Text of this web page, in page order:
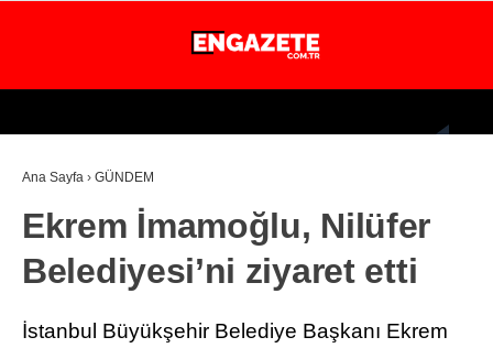
26.1
İSTANBUL
GÜNDEM
EKONOMİ
DÜNYA
Ana Sayfa › GÜNDEM
Ekrem İmamoğlu, Nilüfer
Belediyesi’ni ziyaret etti
İstanbul Büyükşehir Belediye Başkanı Ekrem